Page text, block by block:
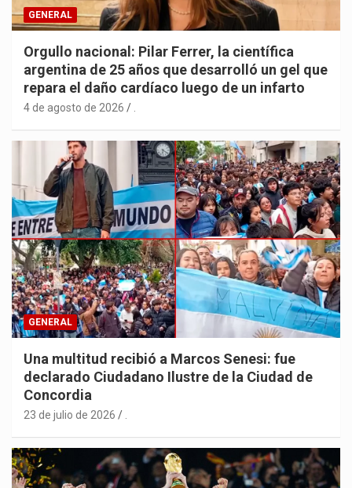
GENERAL
Orgullo nacional: Pilar Ferrer, la científica
argentina de 25 años que desarrolló un gel que
repara el daño cardíaco luego de un infarto
4 de agosto de 2026
GENERAL
Una multitud recibió a Marcos Senesi: fue
declarado Ciudadano Ilustre de la Ciudad de
Concordia
23 de julio de 2026